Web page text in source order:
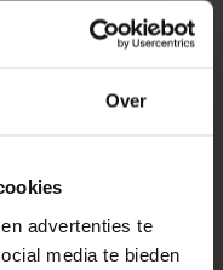
Over
advertenties te
media te bieden
van wie er een
Bespaar
zij data
direct op
voor een